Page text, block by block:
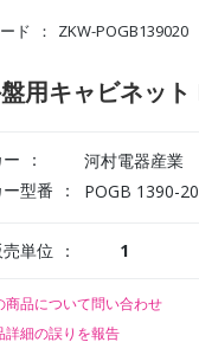
ド ZKW-POGB139020
用キャビネット
河村電器産業
型番 POGB 1390-20
単位 1
商品について問い合わせ
詳細の誤りを報告